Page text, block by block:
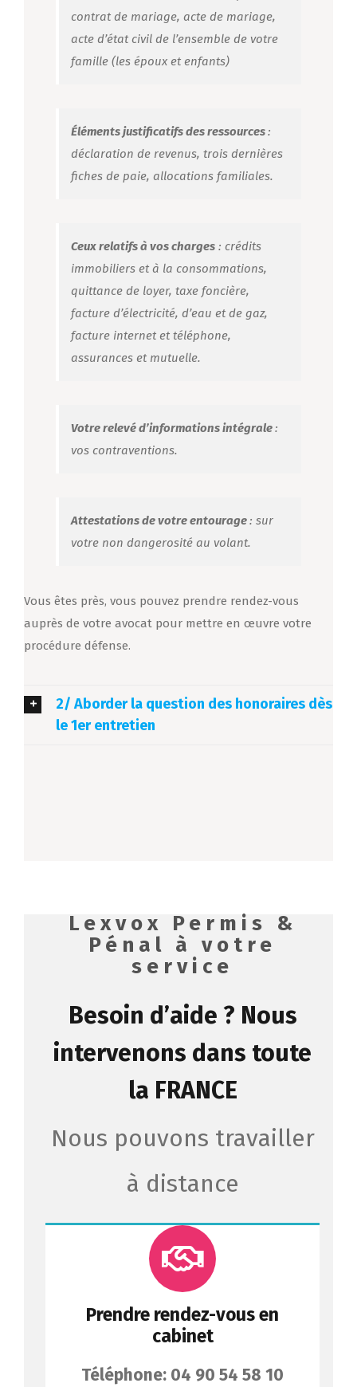
contrat de mariage, acte de mariage,
acte d’état civil de l’ensemble de votre
famille (les époux et enfants)
Éléments justificatifs des ressources:
déclaration de revenus, trois dernières
fiches de paie, allocations familiales.
Ceux relatifs à vos charges : crédits
immobiliers et à la consommations,
quittance de loyer, taxe foncière,
facture d’électricité, d’eau et de gaz,
facture internet et téléphone,
assurances et mutuelle.
Votre relevé d’informations intégrale:
vos contraventions.
Attestations de votre entourage: sur
votre non dangerosité au volant.
Vous êtes près, vous pouvez prendre rendez-vous
auprès de votre avocat pour mettre en œuvre votre
procédure défense.
2/ Aborder la question des honoraires dès
le 1er entretien
Lexvox Permis &
Pénal à votre
service
Besoin d’aide ? Nous
intervenons dans toute
la FRANCE
Nous pouvons travailler
à distance
Prendre rendez-vous en
cabinet
Téléphone: 04 90 54 58 10